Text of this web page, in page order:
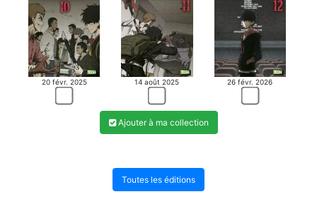
20 févr. 2025 14 août 2025 26 févr. 2026
Ajouter à ma collection
Toutes les éditions